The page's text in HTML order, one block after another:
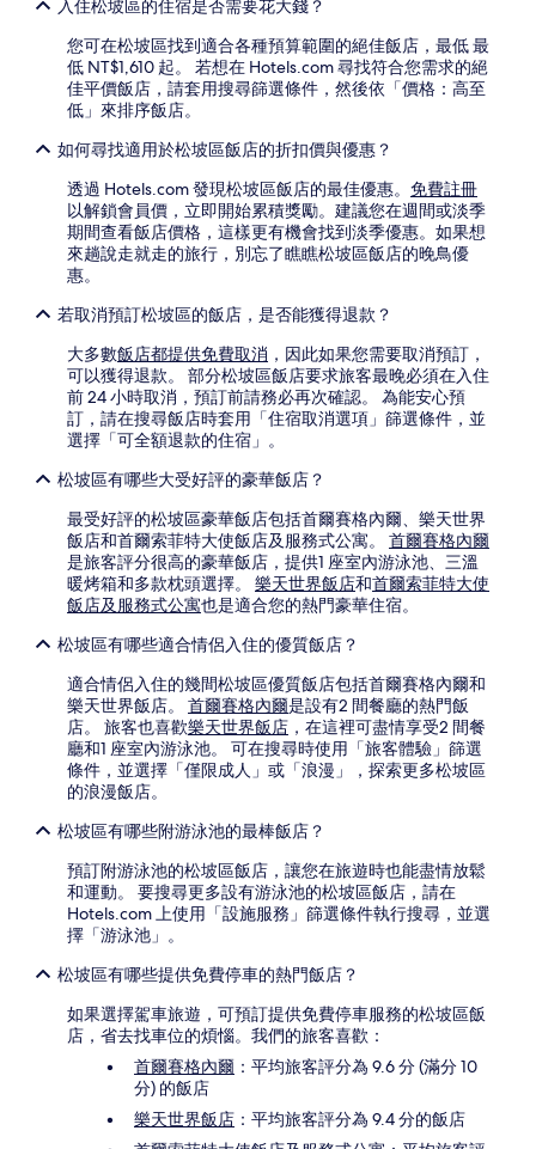
入住松坡區的住宿是否需要花大錢？
您可在松坡區找到適合各種預算範圍的絕佳飯店，最低 最
低 NT$1,610 起。 若想在 Hotels.com 尋找符合您需求的絕
佳平價飯店，請套用搜尋篩選條件，然後依「價格：高至
低」來排序飯店。
如何尋找適用於松坡區飯店的折扣價與優惠？
透過 Hotels.com 發現松坡區飯店的最佳優惠。 免費註冊
以解鎖會員價，立即開始累積獎勵。建議您在週間或淡季
期間查看飯店價格，這樣更有機會找到淡季優惠。如果想
來趟說走就走的旅行，別忘了瞧瞧松坡區飯店的晚鳥優
惠。
若取消預訂松坡區的飯店，是否能獲得退款？
大多數飯店都提供免費取消 ，因此如果您需要取消預訂，
可以獲得退款。 部分松坡區飯店要求旅客最晚必須在入住
前 24 小時取消，預訂前請務必再次確認。 為能安心預
訂，請在搜尋飯店時套用「住宿取消選項」篩選條件，並
選擇「可全額退款的住宿」。
松坡區有哪些大受好評的豪華飯店？
最受好評的松坡區豪華飯店包括首爾賽格內爾、樂天世界
飯店和首爾索菲特大使飯店及服務式公寓。 首爾賽格內爾
是旅客評分很高的豪華飯店，提供1 座室內游泳池、三溫
暖烤箱和多款枕頭選擇。 樂天世界飯店和首爾索菲特大使
飯店及服務式公寓也是適合您的熱門豪華住宿。
松坡區有哪些適合情侶入住的優質飯店？
適合情侶入住的幾間松坡區優質飯店包括首爾賽格內爾和
樂天世界飯店。 首爾賽格內爾是設有2 間餐廳的熱門飯
店。 旅客也喜歡樂天世界飯店 ，在這裡可盡情享受2 間餐
廳和1 座室內游泳池。 可在搜尋時使用「旅客體驗」篩選
條件，並選擇「僅限成人」或「浪漫」，探索更多松坡區
的浪漫飯店。
松坡區有哪些附游泳池的最棒飯店？
預訂附游泳池的松坡區飯店，讓您在旅遊時也能盡情放鬆
和運動。 要搜尋更多設有游泳池的松坡區飯店，請在
Hotels.com 上使用「設施服務」篩選條件執行搜尋，並選
擇「游泳池」。
松坡區有哪些提供免費停車的熱門飯店？
如果選擇駕車旅遊，可預訂提供免費停車服務的松坡區飯
店，省去找車位的煩惱。我們的旅客喜歡：
首爾賽格內爾 ：平均旅客評分為 9.6 分 (滿分 10
分) 的飯店
樂天世界飯店 ：平均旅客評分為 9.4 分的飯店